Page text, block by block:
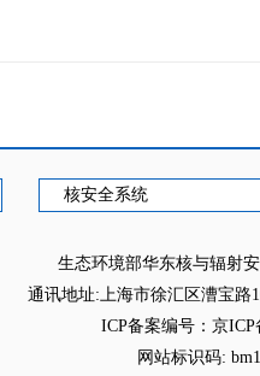
核安全系统
生态环境部华东核与辐射
通讯地址:上海市徐汇区漕宝路
ICP备案编号：京ICP
网站标识码: